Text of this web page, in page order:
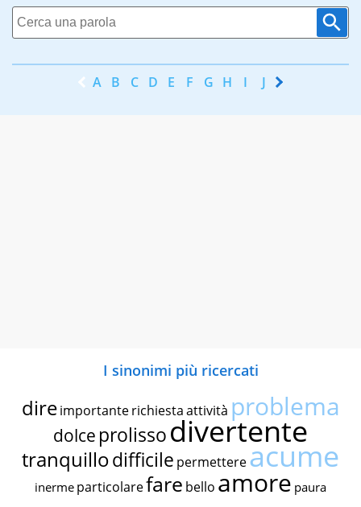
A B C D E F G H I J K
I sinonimi più ricercati
dire importante richiestaattività problema
dolce prolissodivertente
tranquillodifficile permettereacume
inerme particolarefare bello amore paura